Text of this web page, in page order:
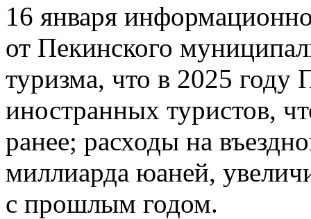
16 января
от Пекинского
туризма, что в 2025
иностранных туристов,
ранее; расходы на
миллиарда юаней,
с прошлым годом.